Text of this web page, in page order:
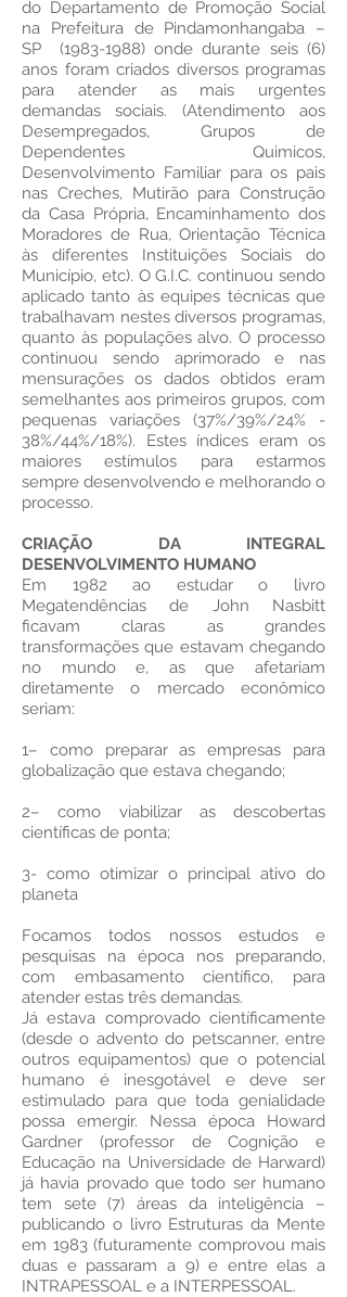
do Departamento de Promoção Social
na Prefeitura de Pindamonhangaba –
SP (1983-1988)onde durante seis (6)
anos foram criados diversos programas
para atender as mais urgentes
demandas sociais. (Atendimento aos
Desempregados, Grupos de
Dependentes Quimicos,
Desenvolvimento Familiar para os pais
nas Creches, Mutirão para Construção
da Casa Própria, Encaminhamento dos
Moradores de Rua, Orientação Técnica
às diferentes Instituições Sociais do
Município, etc). O G.I.C. continuou sendo
aplicado tanto às equipes técnicas que
trabalhavam nestes diversos programas,
quanto às populações alvo. O processo
continuou sendo aprimorado e nas
mensurações os dados obtidos eram
semelhantes aos primeiros grupos, com
pequenas variações (37%/39%/24% -
38%/44%/18%). Estes índices eram os
maiores estímulos para estarmos
sempre desenvolvendo e melhorando o
processo.
CRIAÇÃO DA INTEGRAL
DESENVOLVIMENTO HUMANO
Em 1982 ao estudar o livro
Megatendências de John Nasbitt
ficavam claras as grandes
transformações que estavam chegando
no mundo e, as que afetariam
diretamente o mercado econômico
seriam:
1– como preparar as empresas para
globalização que estava chegando;
2– como viabilizar as descobertas
científicas de ponta;
3- como otimizar o principal ativo do
planeta
Focamos todos nossos estudos e
pesquisas na época nos preparando,
com embasamento científico, para
atender estas três demandas.
Já estava comprovado científicamente
(desde o advento do petscanner, entre
outros equipamentos) que o potencial
humano é inesgotável e deve ser
estimulado para que toda genialidade
possa emergir. Nessa época Howard
Gardner (professor de Cognição e
Educação na Universidade de Harward)
já havia provado que todo ser humano
tem sete (7) áreas da inteligência –
publicando o livro Estruturas da Mente
em 1983 (futuramente comprovou mais
duas e passaram a 9) e entre elas a
INTRAPESSOAL e a INTERPESSOAL.